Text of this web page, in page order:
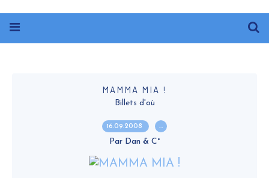
MAMMA MIA !
Billets d'où
16.09.2008 …
Par Dan & C°